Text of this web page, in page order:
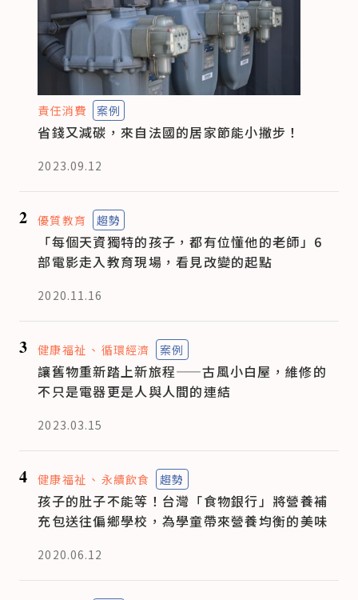
責任消費 案例
省錢又減碳，來自法國的居家節能小撇步！
2023.09.12
2 優質教育 趨勢
「每個天資獨特的孩子，都有位懂他的老師」6
部電影走入教育現場，看見改變的起點
2020.11.16
3 健康福祉 循環經濟 案例
讓舊物重新踏上新旅程——古風小白屋，維修的
不只是電器更是人與人間的連結
2023.03.15
4 健康福祉 永續飲食 趨勢
孩子的肚子不能等！台灣「食物銀行」將營養補
充包送往偏鄉學校，為學童帶來營養均衡的美味
2020.06.12